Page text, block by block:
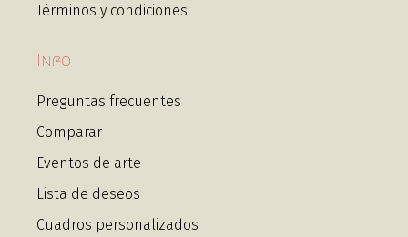
Términos y condiciones
Info
Preguntas frecuentes
Comparar
Eventos de arte
Lista de deseos
Cuadros personalizados